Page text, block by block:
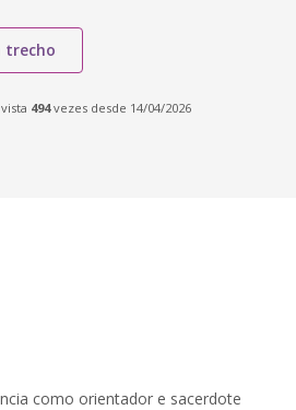
trecho
494vezes desde 14/04/2026
como orientador e sacerdote